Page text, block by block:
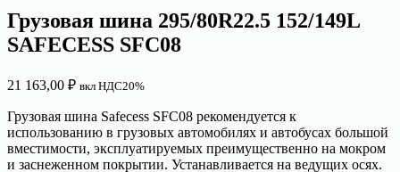
Грузовая шина 295/80R22.5 152/149L
SAFECESS SFC08
21 163,00 ₽ вкл НДС20%
Грузовая шина Safecess SFC08 рекомендуется к
использованию в грузовых автомобилях и автобусах большой
вместимости, эксплуатируемых преимущественно на мокром
и заснеженном покрытии. Устанавливается на ведущих осях.